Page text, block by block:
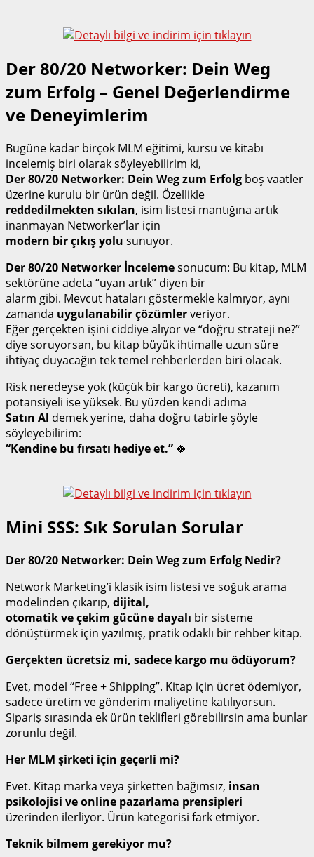
Der 80/20 Networker: Dein Weg
zum Erfolg – Genel Değerlendirme
ve Deneyimlerim
Bugüne kadar birçok MLM eğitimi, kursu ve kitabı
incelemiş biri olarak söyleyebilirim ki,
Der 80/20 Networker: Dein Weg zum Erfolg boş vaatler
üzerine kurulu bir ürün değil. Özellikle
reddedilmekten sıkılan, isim listesi mantığına artık
inanmayan Networker’lar için
modern bir çıkış yolu sunuyor.
Der 80/20 Networker İncelemesonucum: Bu kitap, MLM
sektörüne adeta “uyan artık” diyen bir
alarm gibi. Mevcut hataları göstermekle kalmıyor, aynı
zamanda uygulanabilir çözümlerveriyor.
Eğer gerçekten işini ciddiye alıyor ve “doğru strateji ne?”
diye soruyorsan, bu kitap büyük ihtimalle uzun süre
ihtiyaç duyacağın tek temel rehberlerden biri olacak.
Risk neredeyse yok (küçük bir kargo ücreti), kazanım
potansiyeli ise yüksek. Bu yüzden kendi adıma
Satın Al demek yerine, daha doğru tabirle şöyle
söyleyebilirim:
“Kendine bu fırsatı hediye et.” 🍀
Mini SSS: Sık Sorulan Sorular
Der 80/20 Networker: Dein Weg zum Erfolg Nedir?
Network Marketing’i klasik isim listesi ve soğuk arama
modelinden çıkarıp, dijital,
otomatik ve çekim gücüne dayalı bir sisteme
dönüştürmek için yazılmış, pratik odaklı bir rehber kitap.
Gerçekten ücretsiz mi, sadece kargo mu ödüyorum?
Evet, model “Free + Shipping”. Kitap için ücret ödemiyor,
sadece üretim ve gönderim maliyetine katılıyorsun.
Sipariş sırasında ek ürün teklifleri görebilirsin ama bunlar
zorunlu değil.
Her MLM şirketi için geçerli mi?
Evet. Kitap marka veya şirketten bağımsız, insan
psikolojisi ve online pazarlama prensipleri
üzerinden ilerliyor. Ürün kategorisi fark etmiyor.
Teknik bilmem gerekiyor mu?